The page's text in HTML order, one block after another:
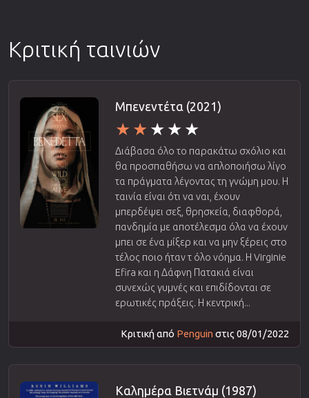
Κριτική ταινιών
Μπενεντέτα (2021)
Διάβασα όλο το παρακάτω σχόλιο και
θα προσπαθήσω να απλοποιήσω λίγο
τα πράγματα λέγοντας τη γνώμη μου. Η
ταινία είναι ότι να ναι, έχουν
μπερδέψει σεξ, θρησκεία, διαφθορά,
πανδημία με αποτέλεσμα όλα να έχουν
μπει σε ένα μίξερ και να μην ξέρεις στο
τέλος ποιο ήταν τ όλο νόημα. Η Virginie
Efira και η Δάφνη Πατακιά είναι
συνεχώς γυμνές και επιδίδονται σε
ερωτικές πράξεις. Η κεντρική...
Κριτική από Penguin στις 08/01/2022
Καλημέρα Βιετνάμ (1987)